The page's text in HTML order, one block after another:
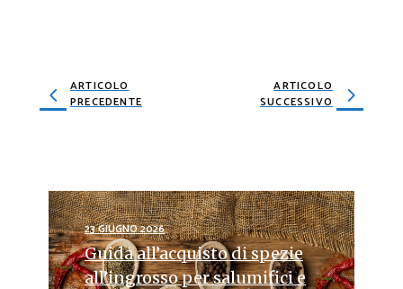
ARTICOLO
PRECEDENTE
ARTICOLO
SUCCESSIVO
23 GIUGNO 2026
Guida all’acquisto di spezie
all’ingrosso per salumifici e